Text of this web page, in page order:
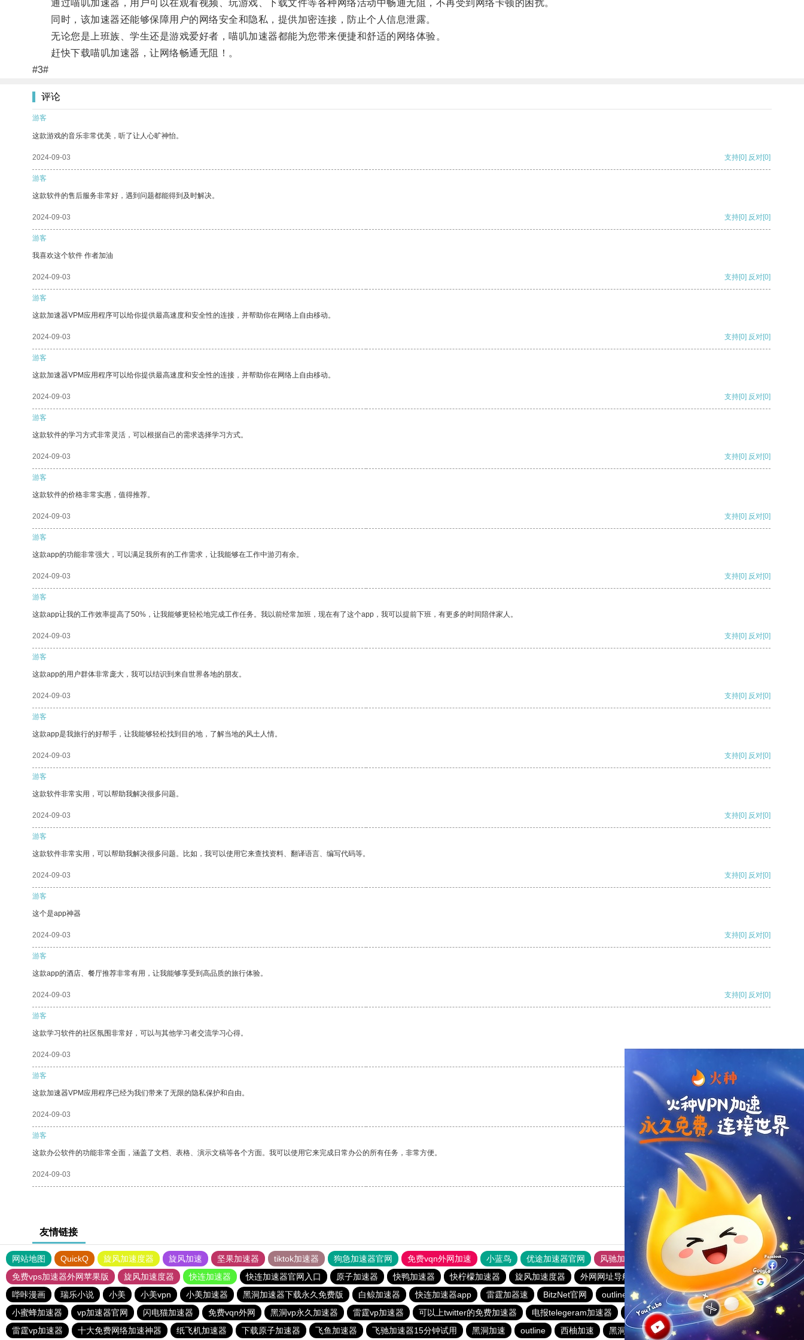
通过喵叽加速器，用户可以在观看视频、玩游戏、下载文件等各种网络活动中畅通无阻，不再受到网络卡顿的困扰。
同时，该加速器还能够保障用户的网络安全和隐私，提供加密连接，防止个人信息泄露。
无论您是上班族、学生还是游戏爱好者，喵叽加速器都能为您带来便捷和舒适的网络体验。
赶快下载喵叽加速器，让网络畅通无阻！。
#3#
评论
游客
这款游戏的音乐非常优美，听了让人心旷神怡。
2024-09-03 支持[0] 反对[0]
游客
这款软件的售后服务非常好，遇到问题都能得到及时解决。
2024-09-03 支持[0] 反对[0]
游客
我喜欢这个软件 作者加油
2024-09-03 支持[0] 反对[0]
游客
这款加速器VPM应用程序可以给你提供最高速度和安全性的连接，并帮助你在网络上自由移动。
2024-09-03 支持[0] 反对[0]
游客
这款加速器VPM应用程序可以给你提供最高速度和安全性的连接，并帮助你在网络上自由移动。
2024-09-03 支持[0] 反对[0]
游客
这款软件的学习方式非常灵活，可以根据自己的需求选择学习方式。
2024-09-03 支持[0] 反对[0]
游客
这款软件的价格非常实惠，值得推荐。
2024-09-03 支持[0] 反对[0]
游客
这款app的功能非常强大，可以满足我所有的工作需求，让我能够在工作中游刃有余。
2024-09-03 支持[0] 反对[0]
游客
这款app让我的工作效率提高了50%，让我能够更轻松地完成工作任务。我以前经常加班，现在有了这个app，我可以提前下班，有更多的时间陪伴家人。
2024-09-03 支持[0] 反对[0]
游客
这款app的用户群体非常庞大，我可以结识到来自世界各地的朋友。
2024-09-03 支持[0] 反对[0]
游客
这款app是我旅行的好帮手，让我能够轻松找到目的地，了解当地的风土人情。
2024-09-03 支持[0] 反对[0]
游客
这款软件非常实用，可以帮助我解决很多问题。
2024-09-03 支持[0] 反对[0]
游客
这款软件非常实用，可以帮助我解决很多问题。比如，我可以使用它来查找资料、翻译语言、编写代码等。
2024-09-03 支持[0] 反对[0]
游客
这个是app神器
2024-09-03 支持[0] 反对[0]
游客
这款app的酒店、餐厅推荐非常有用，让我能够享受到高品质的旅行体验。
2024-09-03 支持[0] 反对[0]
游客
这款学习软件的社区氛围非常好，可以与其他学习者交流学习心得。
2024-09-03
游客
这款加速器VPM应用程序已经为我们带来了无限的隐私保护和自由。
2024-09-03 支持 [0] 反对 [0]
游客
这款办公软件的功能非常全面，涵盖了文档、表格、演示文稿等各个方面。我可以使用它来完成日常办公的所有任务，非常方便。
2024-09-03 支持
友情链接
网站地图 QuickQ 旋风加速度器 旋风加速 坚果加速器 tiktok加速器 狗急加速器官网 免费vqn外网加速 小蓝鸟 优途加速器官网 风驰加速器
旋风加速器
免费vps加速器外网苹果版
旋风加速度器 快连加速器 快连加速器官网入口 原子加速器 快鸭加速器 快柠檬加速器 旋风加速度器 外网网址导航 软件中心 雷霆加速
狂飙加速器
哔咔漫画
瑞乐小说 小美 小美vpn 小美加速器 黑洞加速器下载永久免费版 白鲸加速器 快连加速器app 雷霆加器速 BitzNet官网 outline BitzNet加速器
旋风加速度器
小蜜蜂加速器
vp加速器官网 闪电猫加速器 免费vqn外网 黑洞vp永久加速器 雷霆vp加速器 可以上twitter的免费加速器 电报telegeram加速器 黑洞官方加速器 outline
outline
雷霆vp加速器
十大免费网络加速神器 纸飞机加速器 下载原子加速器 飞鱼加速器 飞驰加速器15分钟试用 黑洞加速 outline 西柚加速 黑洞永久加速器 风驰加速官网首页